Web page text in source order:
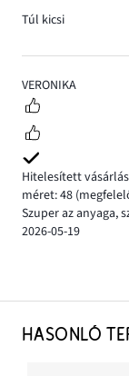
5
VERONIKA
Hitelesített vásárlás
méret: 48
Szuper az anyaga,
2026-05-19
Túl kicsi
HASONLÓ